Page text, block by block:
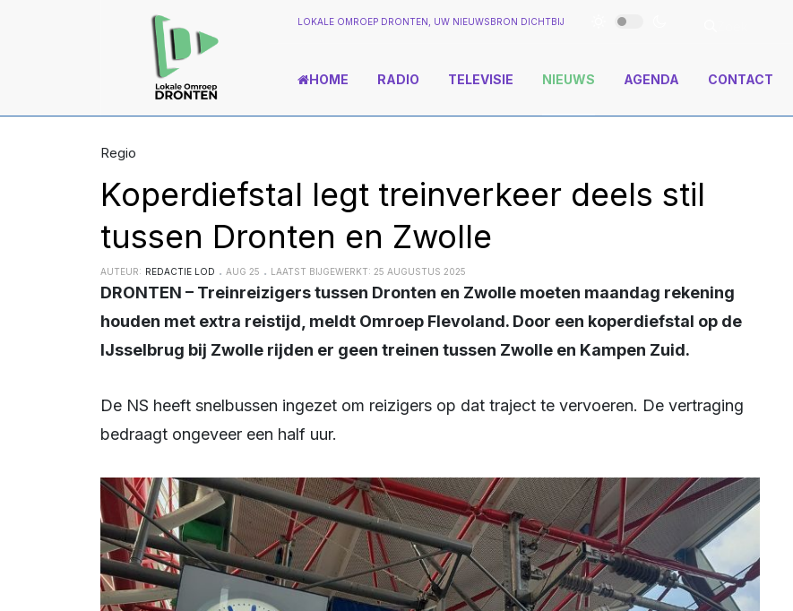
LOKALE OMROEP DRONTEN, UW NIEUWSBRON DICHTBIJ
HOME RADIO TELEVISIE NIEUWS AGENDA CONTACT
Regio
Koperdiefstal legt treinverkeer deels stil
tussen Dronten en Zwolle
AUTEUR: REDACTIE LOD AUG 25 LAATST BIJGEWERKT: 25 AUGUSTUS 2025
DRONTEN – Treinreizigers tussen Dronten en Zwolle moeten maandag rekening
houden met extra reistijd, meldt Omroep Flevoland. Door een koperdiefstal op de
IJsselbrug bij Zwolle rijden er geen treinen tussen Zwolle en Kampen Zuid.
De NS heeft snelbussen ingezet om reizigers op dat traject te vervoeren. De vertraging
bedraagt ongeveer een half uur.